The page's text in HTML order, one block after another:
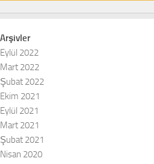
Arşivler
Eylül 2022
Mart 2022
Şubat 2022
Ekim 2021
Eylül 2021
Mart 2021
Şubat 2021
Nisan 2020